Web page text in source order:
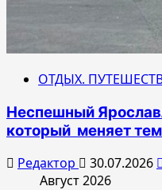
ОТДЫХ.
Неспешный
который меняет
Редактор 30.07.2026
Август 2026